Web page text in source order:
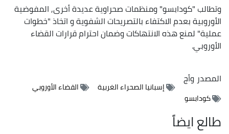
وتطالب "كودابسو" ومنظمات صحراوية عديدة أخرى, المفوضية
الأوروبية بعدم الاكتفاء بالتصريحات الشفوية و اتخاذ "خطوات
عملية" لمنع هذه الانتهاكات وضمان احترام قرارات القضاء
الأوروبي.
المصدروأج
إسبانيا الصحراء الغربية
القضاء الأوروبي
كودابسو
طالع ايضاً